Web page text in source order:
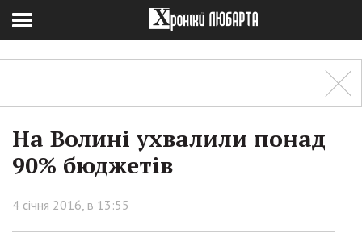
На Волині ухвалили понад
90% бюджетів
4 січня 2016, в 13:55